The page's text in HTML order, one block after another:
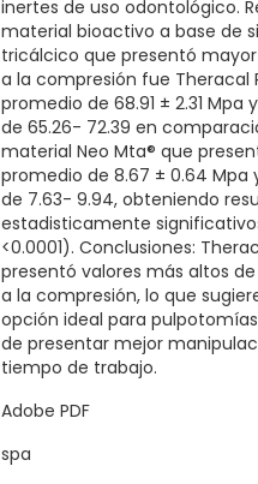
inertes de uso odontológico.
material bioactivo a base de
tricálcico que presentó
a la compresión fue Theracal
promedio de 68.91 ± 2.31 Mpa
de 65.26- 72.39 en
material Neo Mta® que
promedio de 8.67 ± 0.64 Mpa
de 7.63- 9.94, obteniendo
estadisticamente
<0.0001). Conclusiones:
presentó valores más altos
a la compresión, lo que
opción ideal para
de presentar mejor
tiempo de trabajo.
Adobe PDF
spa